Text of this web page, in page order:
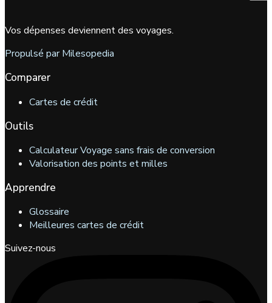
Vos dépenses deviennent des voyages.
Propulsé par Milesopedia
Comparer
Cartes de crédit
Outils
Calculateur Voyage sans frais de conversion
Valorisation des points et milles
Apprendre
Glossaire
Meilleures cartes de crédit
Suivez-nous